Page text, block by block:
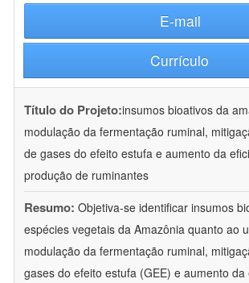
E-mail
Currículo
Título do Projeto:insumos bioativos da
modulação da fermentação ruminal,
de gases do efeito estufa e aumento da
produção de ruminantes
Resumo: Objetiva-se identificar insumos
espécies vegetais da Amazônia quanto ao
modulação da fermentação ruminal,
gases do efeito estufa (GEE) e aumento da